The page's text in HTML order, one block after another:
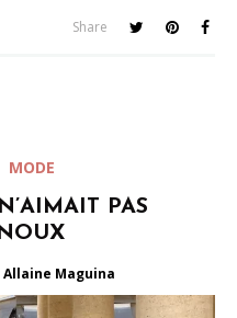
Share
MODE
PAS
Allaine Maguina